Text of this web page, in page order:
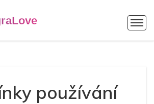
používání